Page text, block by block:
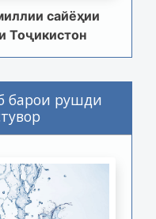
сайёҳии
Тоҷикистон
барои рушди